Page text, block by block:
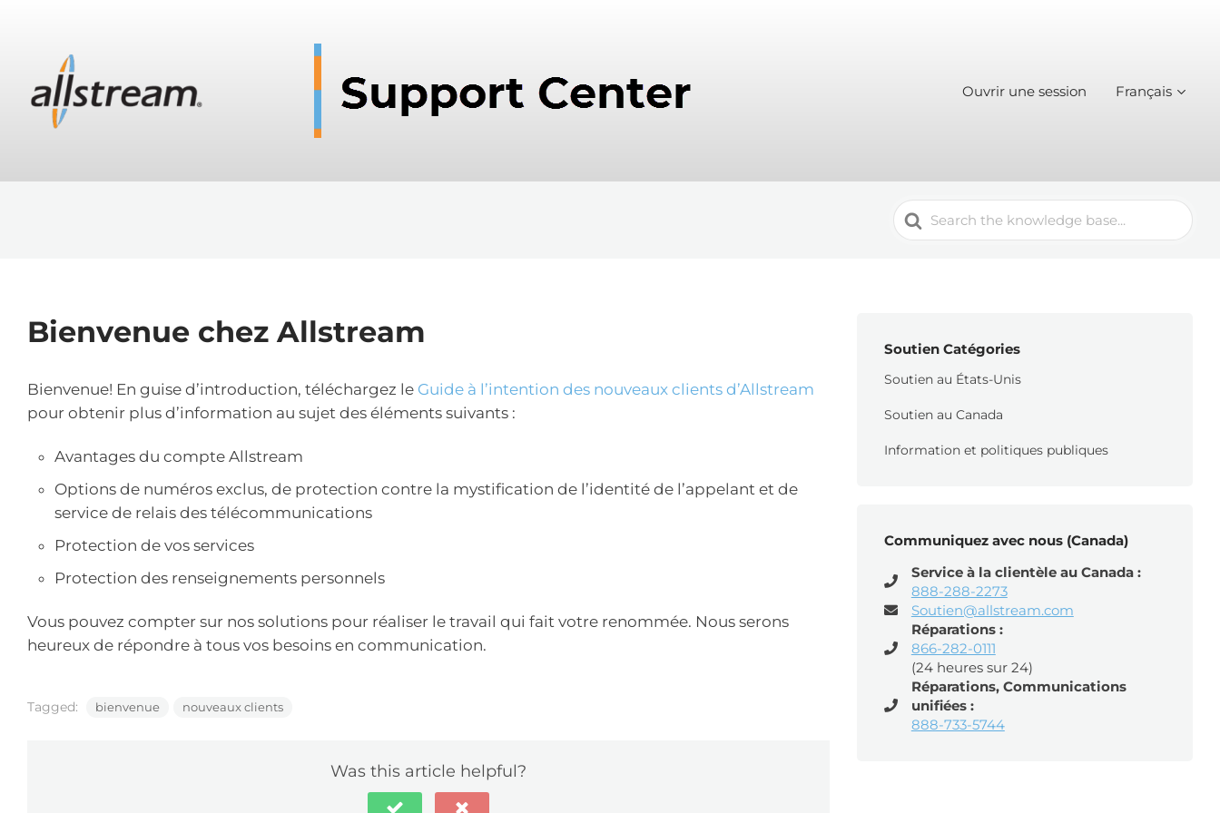
Ouvrir une session Français
Search
For
Bienvenue chez Allstream
Bienvenue! En guise d’introduction, téléchargez le Guide à l’intention des nouveaux clients d’Allstream
pour obtenir plus d’information au sujet des éléments suivants :
Avantages du compte Allstream
Options de numéros exclus, de protection contre la mystification de l’identité de l’appelant et de
service de relais des télécommunications
Protection de vos services
Protection des renseignements personnels
Vous pouvez compter sur nos solutions pour réaliser le travail qui fait votre renommée. Nous serons
heureux de répondre à tous vos besoins en communication.
Tagged: bienvenue nouveaux clients
Was this article helpful?
Soutien Catégories
Soutien au États-Unis
Soutien au Canada
Information et politiques publiques
Communiquez avec nous (Canada)
Service à la clientèle au Canada :
888-288-2273
Soutien@allstream.com
Réparations :
866-282-0111
(24 heures sur 24)
Réparations, Communications
unifiées :
888-733-5744